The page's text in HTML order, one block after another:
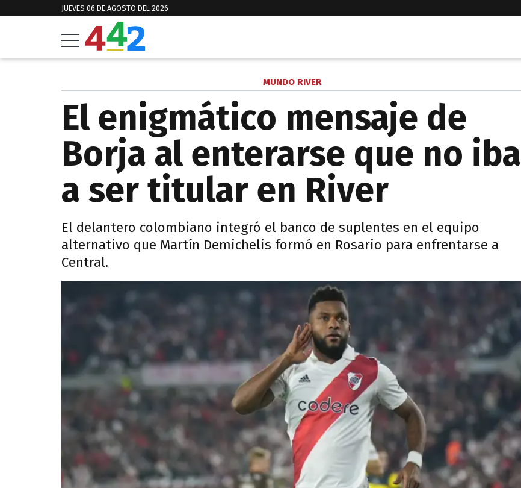
JUEVES 06 DE AGOSTO DEL 2026
MUNDO RIVER
El enigmático mensaje de
Borja al enterarse que no iba
a ser titular en River
El delantero colombiano integró el banco de suplentes en el equipo
alternativo que Martín Demichelis formó en Rosario para enfrentarse a
Central.